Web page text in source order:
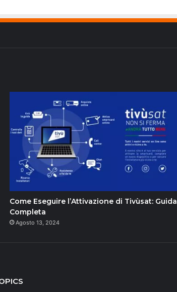
Come Eseguire l’Attivazione di Tivùsat: Guida
Completa
Agosto 13, 2024